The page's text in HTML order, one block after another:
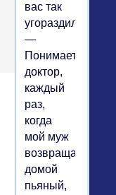
вас так
угораздило?
—
Понимаете,
доктор,
каждый
раз,
когда
мой муж
возвращается
домой
пьяный,